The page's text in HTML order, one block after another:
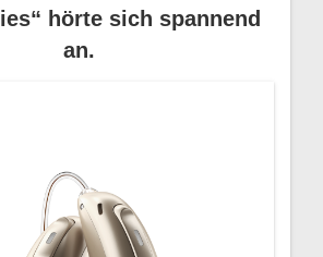
hörte sich spannend
an.